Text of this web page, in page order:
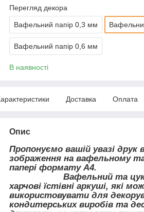
Перегляд декора
Вафельний папір 0,3 мм
Вафельний папір 0,6 мм
В наявності
Доставка Оплата
Опис
Пропонуємо вашій увазі друк
зображення на вафельному
папері формату А4.
Вафельний та
харчові їстівні аркуші, які
використовувати для
кондитерських виробів та